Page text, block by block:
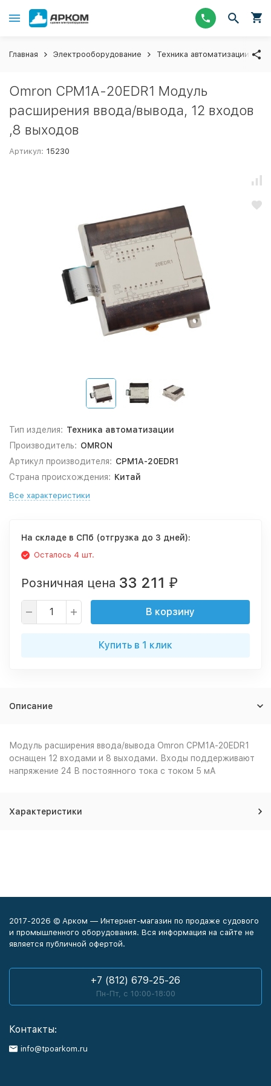
Главная Электрооборудование Техника автоматизации
Omron CPM1A-20EDR1 Модуль
расширения ввода/вывода, 12 входов
,8 выходов
Артикул: 15230
Тип изделия: Техника автоматизации
Производитель: OMRON
Артикул производителя: CPM1A-20EDR1
Страна происхождения: Китай
Все характеристики
На складе в СПб (отгрузка до 3 дней):
Осталось 4 шт.
Розничная цена 33 211 ₽
В корзину
Купить в 1 клик
Описание
Модуль расширения ввода/вывода Omron CPM1A-20EDR1
оснащен 12 входами и 8 выходами. Входы поддерживают
напряжение 24 В постоянного тока с током 5 мА
Характеристики
2017-2026 © Арком — Интернет-магазин по продаже судового
и промышленного оборудования. Вся информация на сайте не
является публичной офертой.
+7 (812) 679-25-26
Пн-Пт, с 10:00-18:00
Контакты:
info@tpoarkom.ru